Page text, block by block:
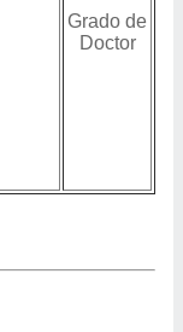
Grado de
Doctor